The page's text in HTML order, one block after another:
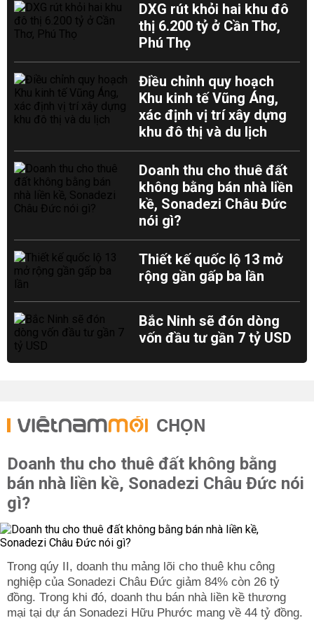
DXG rút khỏi hai khu đô
thị 6.200 tỷ ở Cần Thơ,
Phú Thọ
Điều chỉnh quy hoạch
Khu kinh tế Vũng Áng,
xác định vị trí xây dựng
khu đô thị và du lịch
Doanh thu cho thuê đất
không bằng bán nhà liền
kề, Sonadezi Châu Đức
nói gì?
Thiết kế quốc lộ 13 mở
rộng gần gấp ba lần
Bắc Ninh sẽ đón dòng
vốn đầu tư gần 7 tỷ USD
CHỌN
Doanh thu cho thuê đất không bằng
bán nhà liền kề, Sonadezi Châu Đức nói
gì?
Trong qúy II, doanh thu mảng lõi cho thuê khu công
nghiệp của Sonadezi Châu Đức giảm 84% còn 26 tỷ
đồng. Trong khi đó, doanh thu bán nhà liền kề thương
mại tại dự án Sonadezi Hữu Phước mang về 44 tỷ đồng.